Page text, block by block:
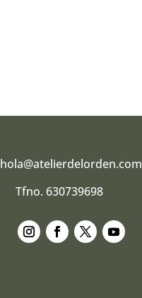
hola@atelierdelorden.com
Tfno. 630739698